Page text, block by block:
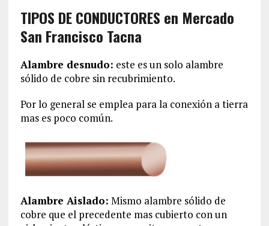
TIPOS DE CONDUCTORES en Mercado
San Francisco Tacna
Alambre desnudo: este es un solo alambre
sólido de cobre sin recubrimiento.
Por lo general se emplea para la conexión a tierra
mas es poco común.
Alambre Aislado: Mismo alambre sólido de
cobre que el precedente mas cubierto con un